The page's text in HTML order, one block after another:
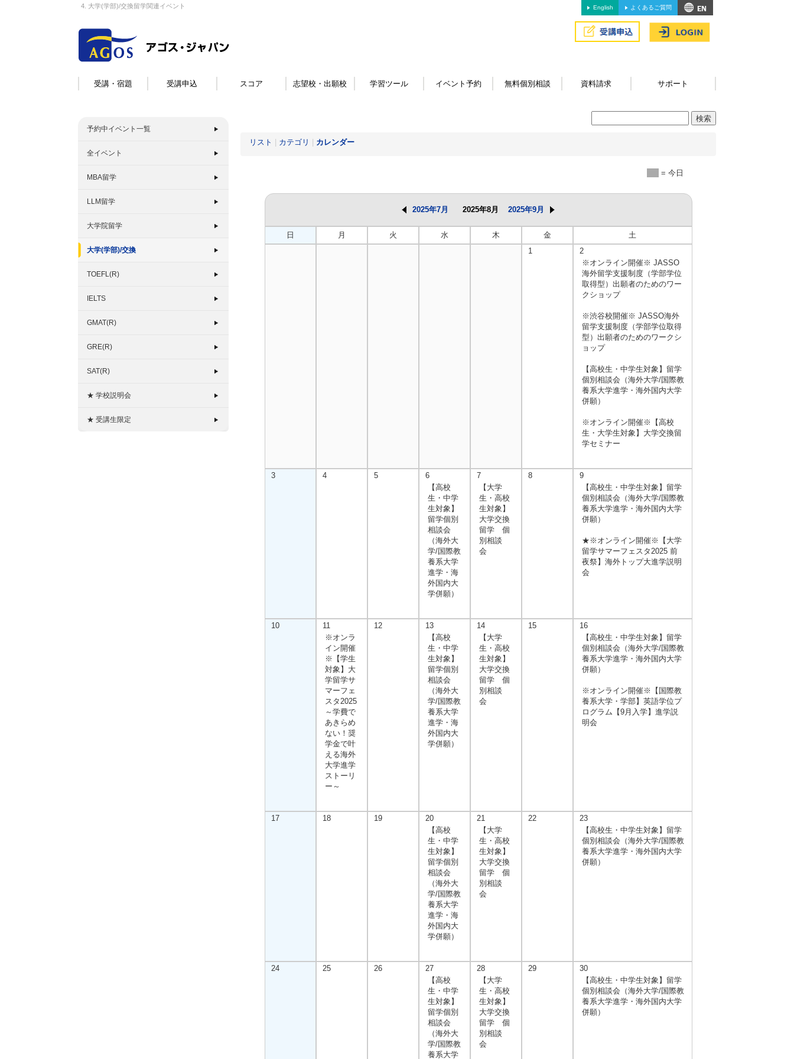
4. 大学(学部)/交換留学関連イベント English よくあるご質問
受講・宿題 受講申込 スコア 志望校・出願校 学習ツール イベント予約 無料個別相談 資料請求 サポート
予約中イベント一覧
全イベント
MBA留学
LLM留学
大学院留学
大学(学部)/交換
TOEFL(R)
IELTS
GMAT(R)
GRE(R)
SAT(R)
★ 学校説明会
★ 受講生限定
リスト カテゴリ カレンダー
= 今日
2025年7月 2025年8月 2025年9月
日 月 火 水 木 金
土
1
2
※オンライン開催※ JASSO
海外留学支援制度（学部学位
取得型）出願者のためのワー
クショップ
※渋谷校開催※ JASSO海外
留学支援制度（学部学位取得
型）出願者のためのワークシ
ョップ
【高校生・中学生対象】留学
個別相談会（海外大学/国際教
養系大学進学・海外国内大学
併願）
※オンライン開催※【高校
生・大学生対象】大学交換留
学セミナー
3 4 5
6
【高校
生・中学
生対象】
留学個別
相談会
（海外大
学/国際教
養系大学
進学・海
外国内大
学併願）
7
【大学
生・高校
生対象】
大学交換
留学 個
別相談
会
8
9
【高校生・中学生対象】留学
個別相談会（海外大学/国際教
養系大学進学・海外国内大学
併願）
★※オンライン開催※【大学
留学サマーフェスタ2025 前
夜祭】海外トップ大進学説明
会
10
11
※オンラ
イン開催
※【学生
対象】大
学留学サ
マーフェ
スタ2025
～学費で
あきらめ
ない！奨
学金で叶
える海外
大学進学
ストーリ
ー～
12
13
【高校
生・中学
生対象】
留学個別
相談会
（海外大
学/国際教
養系大学
進学・海
外国内大
学併願）
14
【大学
生・高校
生対象】
大学交換
留学 個
別相談
会
15
16
【高校生・中学生対象】留学
個別相談会（海外大学/国際教
養系大学進学・海外国内大学
併願）
※オンライン開催※【国際教
養系大学・学部】英語学位プ
ログラム【9月入学】進学説
明会
17 18 19
20
【高校
生・中学
生対象】
留学個別
相談会
（海外大
学/国際教
養系大学
進学・海
外国内大
学併願）
21
【大学
生・高校
生対象】
大学交換
留学 個
別相談
会
22
23
【高校生・中学生対象】留学
個別相談会（海外大学/国際教
養系大学進学・海外国内大学
併願）
24 25 26
27
【高校
生・中学
生対象】
留学個別
相談会
（海外大
学/国際教
養系大学
28
【大学
生・高校
生対象】
大学交換
留学 個
別相談
会
29
30
【高校生・中学生対象】留学
個別相談会（海外大学/国際教
養系大学進学・海外国内大学
併願）